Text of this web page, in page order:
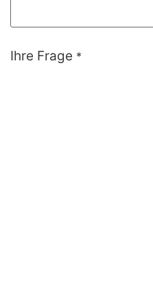
Ihre Frage *